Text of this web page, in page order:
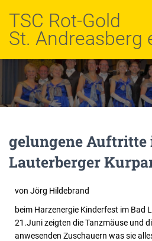
TSC Rot-Gold
St. Andreasberg
gelungene Auftritte
Lauterberger
von Jörg Hildebrand
beim Harzenergie Kinderfest im Bad
21.Juni zeigten die Tanzmäuse und
anwesenden Zuschauern was sie